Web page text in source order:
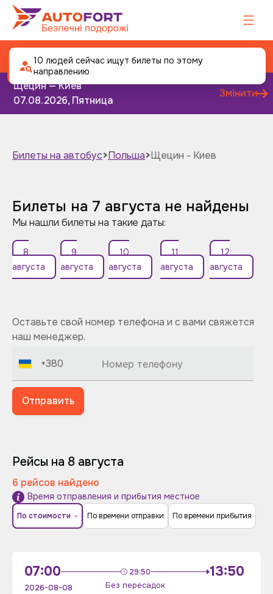
Автобус Щецин - Киев
Щецин — Киев
07.08.2026, Пятница
Змінити
Билеты на автобус>Польша>Щецин - Киев
Билеты на 7 августа не найдены
Мы нашли билеты на такие даты:
8
августа
9
августа
10
августа
11
августа
12
августа
Оставьте свой номер телефона и с вами свяжется
наш менеджер.
+380
Отправить
10 людей сейчас ищут билеты по этому
направлению
Рейсы на 8 августа
6 рейсов найдено
Время отправления и прибытия местное
По стоимости По времени отправки По времени прибытия
07:00 29:50
Без пересадок
13:50
2026-08-08